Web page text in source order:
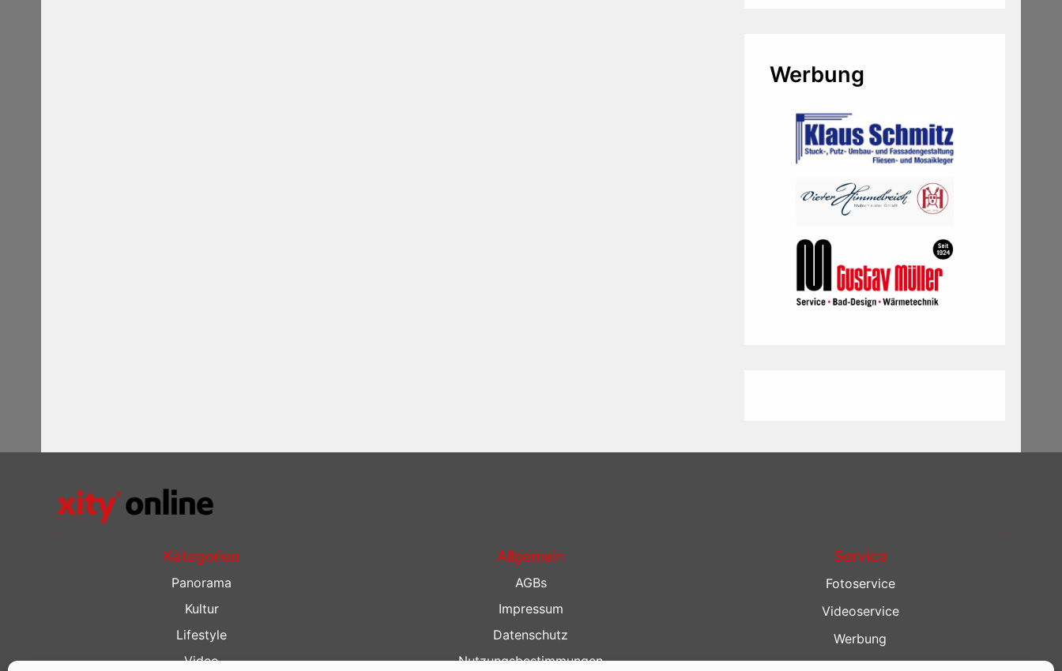
Werbung
Kategorien
Panorama
Kultur
Lifestyle
Video
Allgemein
AGBs
Impressum
Datenschutz
Nutzungsbestimmungen
Service
Fotoservice
Videoservice
Werbung